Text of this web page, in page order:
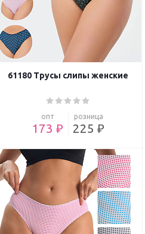
61180 Трусы слипы женские
опт
173 ₽
розница
225 ₽